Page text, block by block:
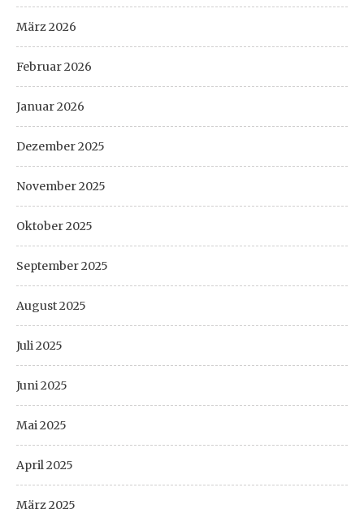
März 2026
Februar 2026
Januar 2026
Dezember 2025
November 2025
Oktober 2025
September 2025
August 2025
Juli 2025
Juni 2025
Mai 2025
April 2025
März 2025